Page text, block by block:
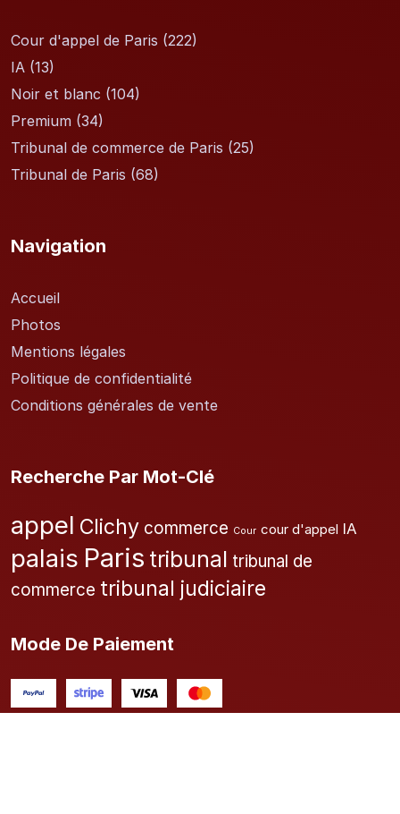
Cour d'appel de Paris (222)
IA (13)
Noir et blanc (104)
Premium (34)
Tribunal de commerce de Paris (25)
Tribunal de Paris (68)
Navigation
Accueil
Photos
Mentions légales
Politique de confidentialité
Conditions générales de vente
Recherche Par Mot-Clé
appel Clichy commerce Cour cour d'appel IA
palais Paris tribunal tribunal de
commerce tribunal judiciaire
Mode De Paiement